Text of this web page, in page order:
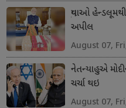
યુવાઓ હેન્ડલૂમથી
અપીલ
August 07,
નેતન્યાહુએ
ચર્ચા થઇ
August 07,